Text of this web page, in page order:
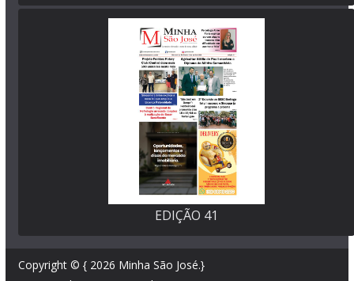
EDIÇÃO 41
Copyright © { 2026 Minha São José.}